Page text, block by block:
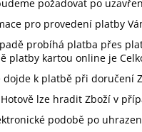
požadovat po
pro provedení platby
probíhá platba přes
platby kartou online je
dojde k platbě při doručení
lze hradit Zboží v
podobě po